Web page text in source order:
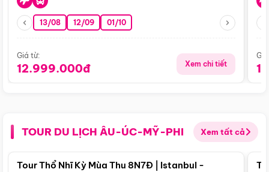
13/08 12/09 01/10
Giá từ:
12.999.000đ Xem chi tiết
TOUR DU LỊCH ÂU-ÚC-MỸ-PHI Xem tất cả
Điểm nổi bật
Tour Thổ Nhĩ Kỳ Mùa Thu 8N7Đ | Istanbul -